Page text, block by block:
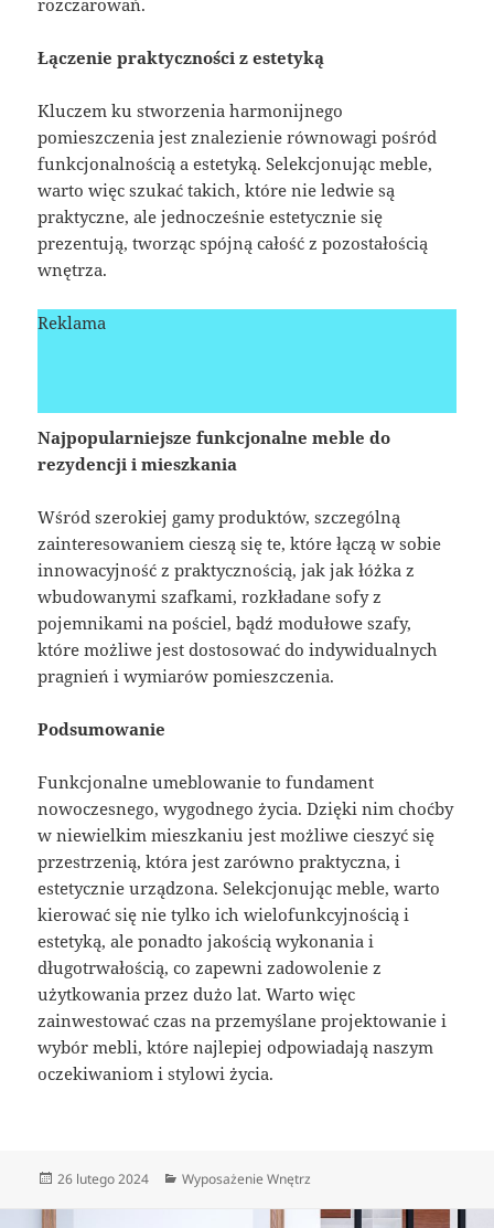
Łączenie praktyczności z estetyką
Kluczem ku stworzenia harmonijnego
pomieszczenia jest znalezienie równowagi pośród
funkcjonalnością a estetyką. Selekcjonując meble,
warto więc szukać takich, które nie ledwie są
praktyczne, ale jednocześnie estetycznie się
prezentują, tworząc spójną całość z pozostałością
wnętrza.
Reklama
Najpopularniejsze funkcjonalne meble do
rezydencji i mieszkania
Wśród szerokiej gamy produktów, szczególną
zainteresowaniem cieszą się te, które łączą w sobie
innowacyjność z praktycznością, jak jak łóżka z
wbudowanymi szafkami, rozkładane sofy z
pojemnikami na pościel, bądź modułowe szafy,
które możliwe jest dostosować do indywidualnych
pragnień i wymiarów pomieszczenia.
Podsumowanie
Funkcjonalne umeblowanie to fundament
nowoczesnego, wygodnego życia. Dzięki nim choćby
w niewielkim mieszkaniu jest możliwe cieszyć się
przestrzenią, która jest zarówno praktyczna, i
estetycznie urządzona. Selekcjonując meble, warto
kierować się nie tylko ich wielofunkcyjnością i
estetyką, ale ponadto jakością wykonania i
długotrwałością, co zapewni zadowolenie z
użytkowania przez dużo lat. Warto więc
zainwestować czas na przemyślane projektowanie i
wybór mebli, które najlepiej odpowiadają naszym
oczekiwaniom i stylowi życia.
Data
26 lutego 2024 Kategorie
Wyposażenie Wnętrz